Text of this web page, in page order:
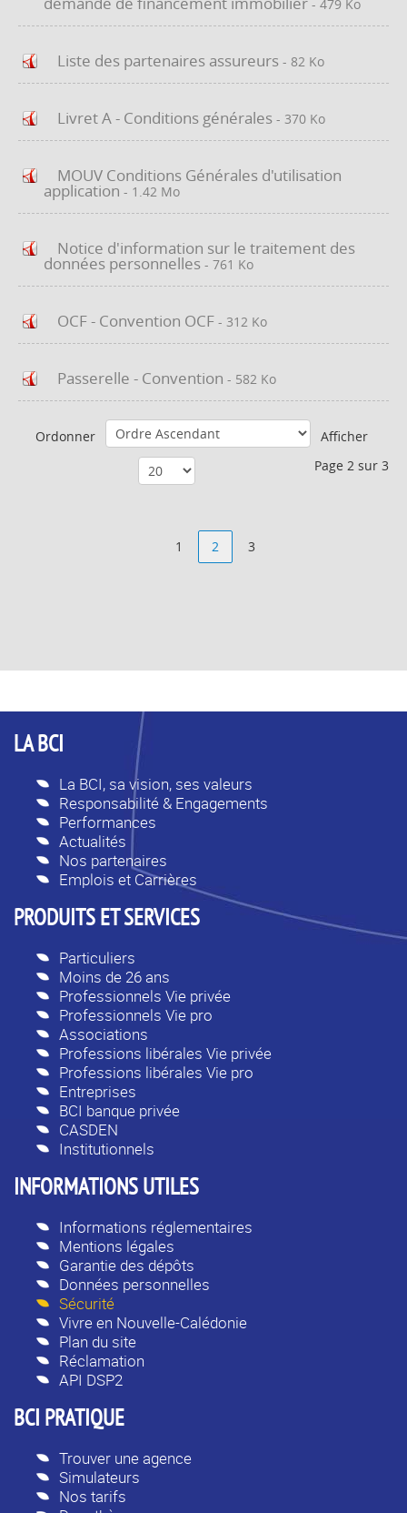
- 479 Ko
Liste des partenaires assureurs - 82 Ko
Livret A - Conditions générales - 370 Ko
MOUV Conditions Générales d'utilisation
application - 1.42 Mo
Notice d'information sur le traitement des
données personnelles - 761 Ko
OCF - Convention OCF - 312 Ko
Passerelle - Convention - 582 Ko
Ordonner
Afficher
Page 2 sur 3
1 2 3
LA BCI
La BCI, sa vision, ses valeurs
Responsabilité & Engagements
Performances
Actualités
Nos partenaires
Emplois et Carrières
PRODUITS ET SERVICES
Particuliers
Moins de 26 ans
Professionnels Vie privée
Professionnels Vie pro
Associations
Professions libérales Vie privée
Professions libérales Vie pro
Entreprises
BCI banque privée
CASDEN
Institutionnels
INFORMATIONS UTILES
Informations réglementaires
Mentions légales
Garantie des dépôts
Données personnelles
Sécurité
Vivre en Nouvelle-Calédonie
Plan du site
Réclamation
API DSP2
BCI PRATIQUE
Trouver une agence
Simulateurs
Nos tarifs